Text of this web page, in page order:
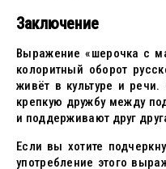
Заключение
Выражение «шерочка с
колоритный оборот
живёт в культуре и
крепкую дружбу между
и поддерживают друг
Если вы хотите
употребление этого